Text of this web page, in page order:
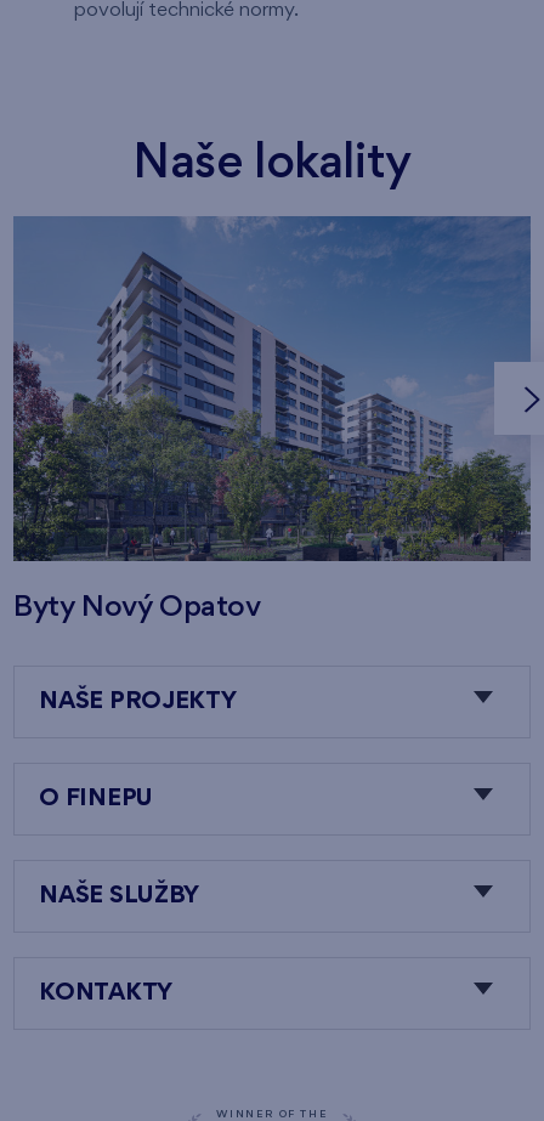
povolují technické normy.
Naše lokality
Byty Nový Opatov
NAŠE PROJEKTY
O FINEPU
NAŠE SLUŽBY
KONTAKTY
WINNER OF THE